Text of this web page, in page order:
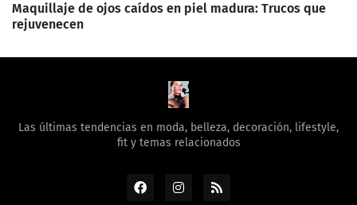
Maquillaje de ojos caídos en piel madura: Trucos que
rejuvenecen
Las últimas tendencias en moda, belleza, decoración, lifestyle,
fit y temas relacionados